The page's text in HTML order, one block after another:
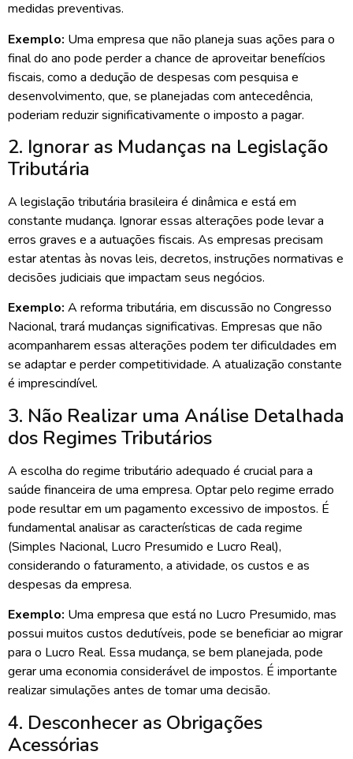
medidas preventivas.
Exemplo: Uma empresa que não planeja suas ações para o
final do ano pode perder a chance de aproveitar benefícios
fiscais, como a dedução de despesas com pesquisa e
desenvolvimento, que, se planejadas com antecedência,
poderiam reduzir significativamente o imposto a pagar.
2. Ignorar as Mudanças na Legislação
Tributária
A legislação tributária brasileira é dinâmica e está em
constante mudança. Ignorar essas alterações pode levar a
erros graves e a autuações fiscais. As empresas precisam
estar atentas às novas leis, decretos, instruções normativas e
decisões judiciais que impactam seus negócios.
Exemplo: A reforma tributária, em discussão no Congresso
Nacional, trará mudanças significativas. Empresas que não
acompanharem essas alterações podem ter dificuldades em
se adaptar e perder competitividade. A atualização constante
é imprescindível.
3. Não Realizar uma Análise Detalhada
dos Regimes Tributários
A escolha do regime tributário adequado é crucial para a
saúde financeira de uma empresa. Optar pelo regime errado
pode resultar em um pagamento excessivo de impostos. É
fundamental analisar as características de cada regime
(Simples Nacional, Lucro Presumido e Lucro Real),
considerando o faturamento, a atividade, os custos e as
despesas da empresa.
Exemplo: Uma empresa que está no Lucro Presumido, mas
possui muitos custos dedutíveis, pode se beneficiar ao migrar
para o Lucro Real. Essa mudança, se bem planejada, pode
gerar uma economia considerável de impostos. É importante
realizar simulações antes de tomar uma decisão.
4. Desconhecer as Obrigações
Acessórias